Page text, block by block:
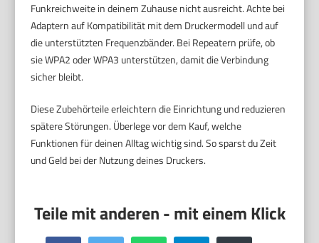
Funkreichweite in deinem Zuhause nicht ausreicht. Achte bei
Adaptern auf Kompatibilität mit dem Druckermodell und auf
die unterstützten Frequenzbänder. Bei Repeatern prüfe, ob
sie WPA2 oder WPA3 unterstützen, damit die Verbindung
sicher bleibt.
Diese Zubehörteile erleichtern die Einrichtung und reduzieren
spätere Störungen. Überlege vor dem Kauf, welche
Funktionen für deinen Alltag wichtig sind. So sparst du Zeit
und Geld bei der Nutzung deines Druckers.